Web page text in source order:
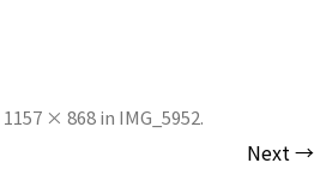
1157 × 868in IMG_5952.
Next →